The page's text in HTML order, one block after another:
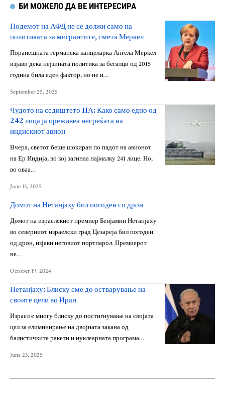
БИ МОЖЕЛО ДА ВЕ ИНТЕРЕСИРА
Подемот на АФД не се должи само на
политиката за мигрантите, смета Меркел
Поранешната германска канцеларка Ангела Меркел
изјави дека нејзината политика за бегалци од 2015
година била еден фактор, но не и…
September 25, 2025
Чудото на седиштето 11А: Како само едно од
242 лица ја преживеа несреќата на
индискиот авион
Вчера, светот беше шокиран по падот на авионот
на Ер Индија, во кој загинаа најмалку 241 лице. Но,
во оваа…
June 13, 2025
Домот на Нетанјаху бил погоден со дрон
Домот на израелскиот премиер Бенјамин Нетанјаху
во северниот израелски град Цезареја бил погоден
од дрон, изјави неговиот портпарол. Премиерот
не…
October 19, 2024
Нетанјаху: Блиску сме до остварување на
своите цели во Иран
Израел е многу блиску до постигнување на својата
цел за елиминирање на двојната закана од
балистичките ракети и нуклеарната програма…
June 23, 2025